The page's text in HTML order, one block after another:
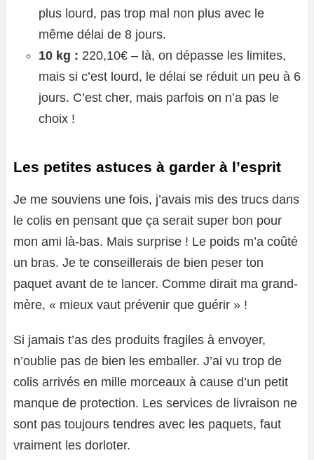
plus lourd, pas trop mal non plus avec le
même délai de 8 jours.
10 kg : 220,10€ – là, on dépasse les limites,
mais si c’est lourd, le délai se réduit un peu à 6
jours. C’est cher, mais parfois on n’a pas le
choix !
Les petites astuces à garder à l’esprit
Je me souviens une fois, j’avais mis des trucs dans
le colis en pensant que ça serait super bon pour
mon ami là-bas. Mais surprise ! Le poids m’a coûté
un bras. Je te conseillerais de bien peser ton
paquet avant de te lancer. Comme dirait ma grand-
mère, « mieux vaut prévenir que guérir » !
Si jamais t’as des produits fragiles à envoyer,
n’oublie pas de bien les emballer. J’ai vu trop de
colis arrivés en mille morceaux à cause d’un petit
manque de protection. Les services de livraison ne
sont pas toujours tendres avec les paquets, faut
vraiment les dorloter.